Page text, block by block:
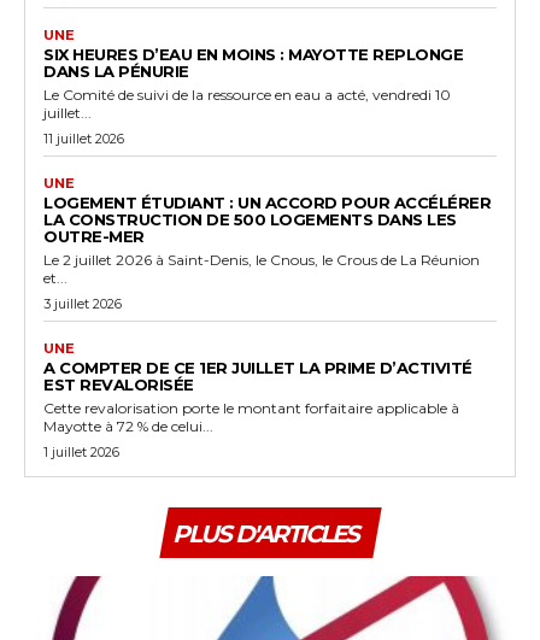
UNE
SIX HEURES D’EAU EN MOINS : MAYOTTE REPLONGE
DANS LA PÉNURIE
Le Comité de suivi de la ressource en eau a acté, vendredi 10
juillet...
11 juillet 2026
UNE
LOGEMENT ÉTUDIANT : UN ACCORD POUR ACCÉLÉRER
LA CONSTRUCTION DE 500 LOGEMENTS DANS LES
OUTRE-MER
Le 2 juillet 2026 à Saint-Denis, le Cnous, le Crous de La Réunion
et...
3 juillet 2026
UNE
A COMPTER DE CE 1ER JUILLET LA PRIME D’ACTIVITÉ
EST REVALORISÉE
Cette revalorisation porte le montant forfaitaire applicable à
Mayotte à 72 % de celui...
1 juillet 2026
PLUS D'ARTICLES